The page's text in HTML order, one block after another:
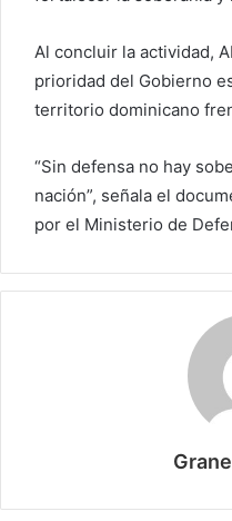
Al concluir la actividad,
prioridad del Gobierno
territorio dominicano
“Sin defensa no hay
nación”, señala el
por el Ministerio de